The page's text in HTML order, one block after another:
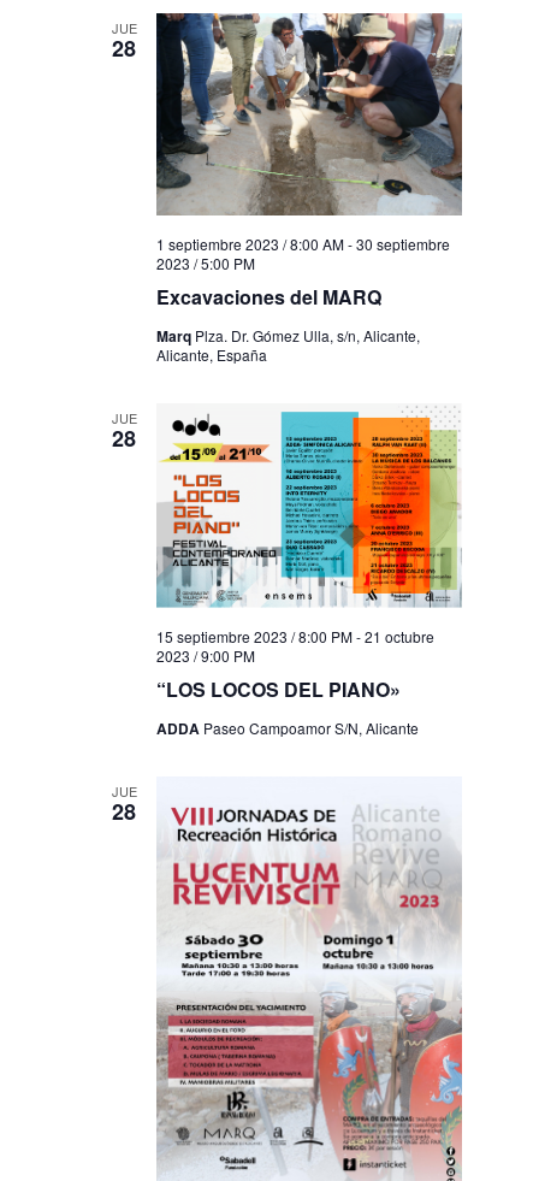
JUE
28
Excavaciones del MARQ
1 septiembre 2023 / 8:00 AM-30 septiembre
2023 / 5:00 PM
Marq Plza. Dr. Gómez Ulla, s/n, Alicante,
Alicante, España
JUE
28
“LOS LOCOS DEL PIANO»
15 septiembre 2023 / 8:00 PM-21 octubre
2023 / 9:00 PM
ADDA Paseo Campoamor S/N, Alicante
JUE
28